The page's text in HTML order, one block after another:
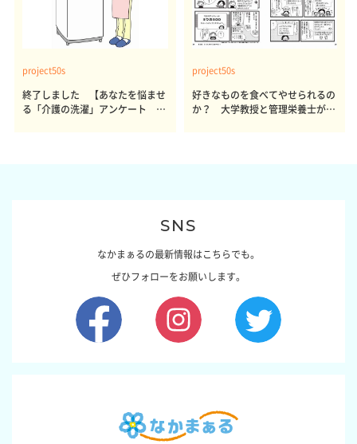
project50s
終了しました 【あなたを悩ませ
る「介護の洗濯」アンケート 体
project50s
好きなものを食べてやせられるの
か？ 大学教授と管理栄養士が出
SNS
なかまぁるの最新情報はこちらでも。
ぜひフォローをお願いします。